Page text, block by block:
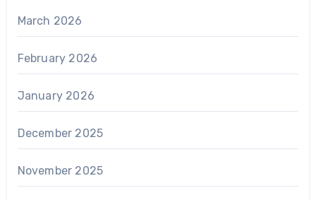
March 2026
February 2026
January 2026
December 2025
November 2025